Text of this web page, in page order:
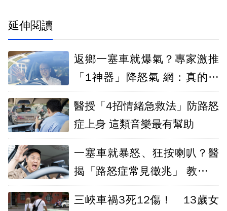
延伸閱讀
返鄉一塞車就爆氣？專家激推
「1神器」降怒氣 網：真的有
醫授「4招情緒急救法」防路怒
症上身 這類音樂最有幫助
一塞車就暴怒、狂按喇叭？醫
揭「路怒症常見徵兆」 教你避
三峽車禍3死12傷！ 13歲女